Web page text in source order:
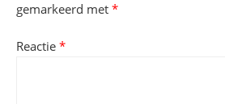
gemarkeerd met *
Reactie *